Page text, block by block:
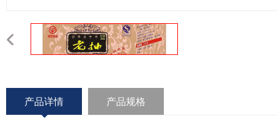
产品详情 产品规格